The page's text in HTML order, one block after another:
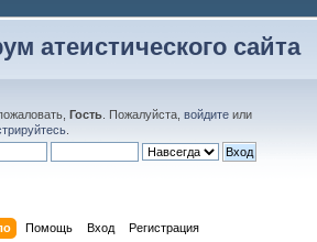
атеистического сайта
Гость . Пожалуйста, войдите или
Помощь Вход Регистрация